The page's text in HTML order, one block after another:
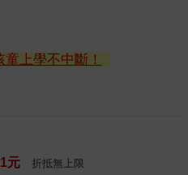
上學不中斷！
元 折抵無上限